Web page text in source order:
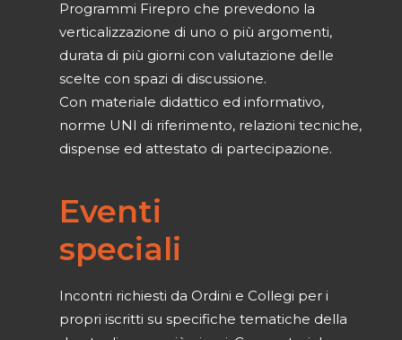
Programmi Firepro che prevedono la
verticalizzazione di uno o più argomenti,
durata di più giorni con valutazione delle
scelte con spazi di discussione.
Con materiale didattico ed informativo,
norme UNI di riferimento, relazioni tecniche,
dispense ed attestato di partecipazione.
Eventi
speciali
Incontri richiesti da Ordini e Collegi per i
propri iscritti su specifiche tematiche della